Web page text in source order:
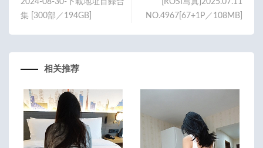
2024-08-30-下載地址目錄合
集 [300部／194GB]
[ROSI写真]2025.07.11
NO.4967[67+1P／108MB]
相关推荐